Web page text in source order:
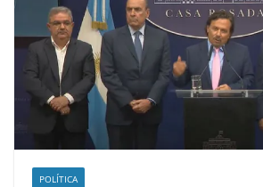
POLÍTICA